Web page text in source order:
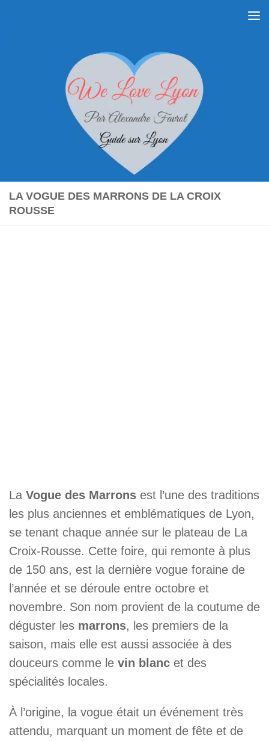
LA VOGUE DES MARRONS DE LA CROIX
ROUSSE
La Vogue des Marrons est l’une des traditions
les plus anciennes et emblématiques de Lyon,
se tenant chaque année sur le plateau de La
Croix-Rousse. Cette foire, qui remonte à plus
de 150 ans, est la dernière vogue foraine de
l’année et se déroule entre octobre et
novembre. Son nom provient de la coutume de
déguster les marrons, les premiers de la
saison, mais elle est aussi associée à des
douceurs comme le vin blanc et des
spécialités locales.
À l’origine, la vogue était un événement très
attendu, marquant un moment de fête et de